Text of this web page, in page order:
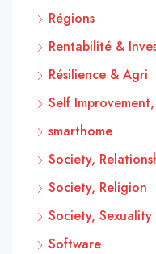
Régions
Rentabilité &
Résilience & Agri
Self
smarthome
Society,
Society, Religion
Society, Sexuality
Software